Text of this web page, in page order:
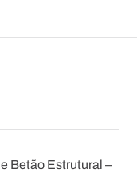
Betão Estrutural –